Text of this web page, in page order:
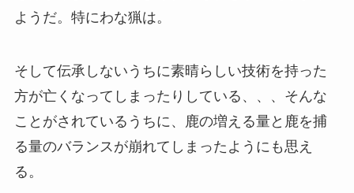
ようだ。特にわな猟は。
そして伝承しないうちに素晴らしい技術を持った
方が亡くなってしまったりしている、、、そんな
ことがされているうちに、鹿の増える量と鹿を捕
る量のバランスが崩れてしまったようにも思え
る。